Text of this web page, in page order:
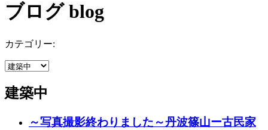
ブログ blog
カテゴリー:
建築中
～写真撮影終わりました～丹波篠山ー古民家